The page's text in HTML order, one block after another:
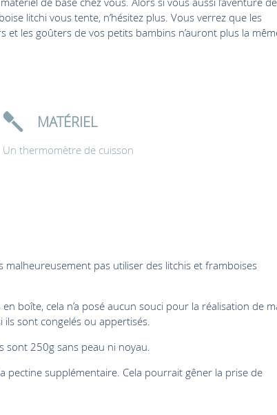
litchi vous tente, n’hésitez plus. Vous verrez que les
et les goûters de vos petits bambins n’auront plus la
MATÉRIEL
Un thermomètre de cuisson
malheureusement pas utiliser des litchis et framboises
boîte, cela n’a posé aucun souci pour la réalisation de
sont congelés ou appertisés.
sont 250g sans peau ni noyau.
supplémentaire. Cela pourrait gêner la prise de